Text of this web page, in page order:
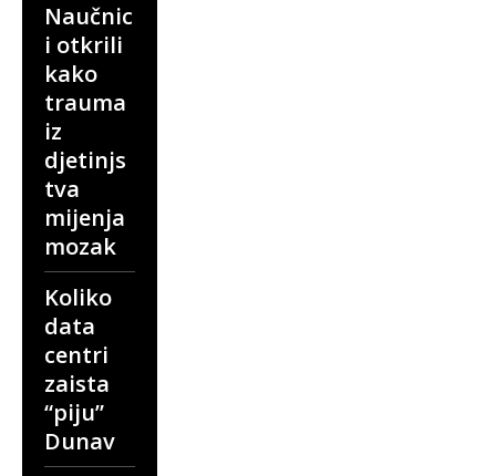
Naučnic
i otkrili
kako
trauma
iz
djetinjs
tva
mijenja
mozak
Koliko
data
centri
zaista
“piju”
Dunav